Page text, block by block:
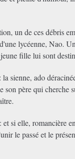
un de ces débris
lycéenne, Nao.
fille lui sont
sienne, ado
son père qui cherche
si elle, romancière
le passé et le